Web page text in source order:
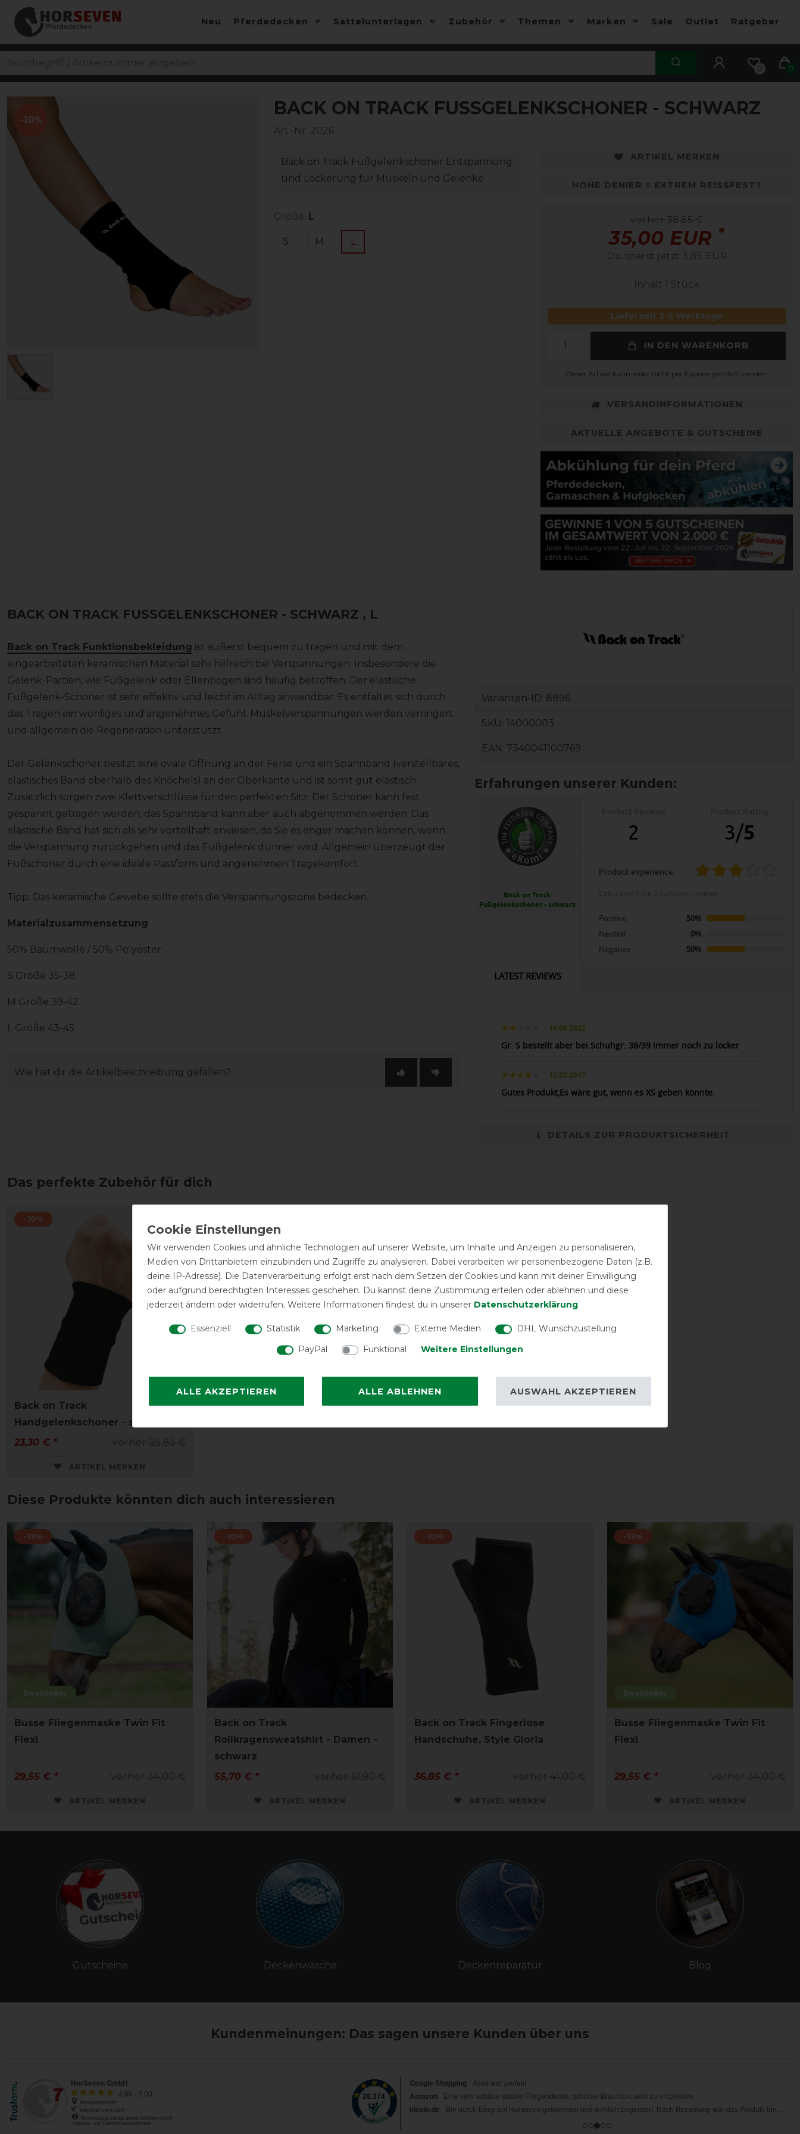
Neu Pferdedecken Sattelunterlagen Zubehör Themen Marken Sale Outlet Ratgeber
0 0
-10%
BACK ON TRACK FUSSGELENKSCHONER - SCHWARZ
Art.-Nr: 2026
Back on Track Fußgelenkschoner Entspannung
und Lockerung für Muskeln und Gelenke
Größe: L
S M L
ARTIKEL MERKEN
HOHE DENIER = EXTREM REISSFEST?
vorher 38,85 €
35,00 EUR *
Du sparst jetzt 3,85 EUR
Inhalt 1 Stück
Lieferzeit 3-5 Werktage
IN DEN WARENKORB
Dieser Artikel kann leider nicht per Express geliefert werden.
VERSANDINFORMATIONEN
AKTUELLE ANGEBOTE & GUTSCHEINE
BACK ON TRACK FUSSGELENKSCHONER - SCHWARZ , L
Back on Track Funktionsbekleidung ist äußerst bequem zu tragen und mit dem
eingearbeiteten keramischen Material sehr hilfreich bei Verspannungen. Insbesondere die
Gelenk-Partien, wie Fußgelenk oder Ellenbogen sind häufig betroffen. Der elastische
Fußgelenk-Schoner ist sehr effektiv und leicht im Alltag anwendbar. Es entfaltet sich durch
das Tragen ein wohliges und angenehmes Gefühl. Muskelverspannungen werden verringert
und allgemein die Regeneration unterstützt.
Der Gelenkschoner besitzt eine ovale Öffnung an der Ferse und ein Spannband (verstellbares,
elastisches Band oberhalb des Knöchels) an der Oberkante und ist somit gut elastisch.
Zusätzlich sorgen zwei Klettverschlüsse für den perfekten Sitz. Der Schoner kann fest
gespannt getragen werden, das Spannband kann aber auch abgenommen werden. Das
elastische Band hat sich als sehr vorteilhaft erwiesen, da Sie es enger machen können, wenn
die Verspannung zurückgehen und das Fußgelenk dünner wird. Allgemein überzeugt der
Fußschoner durch eine ideale Passform und angenehmen Tragekomfort.
Tipp: Das keramische Gewebe sollte stets die Verspannungszone bedecken.
Materialzusammensetzung
50% Baumwolle / 50% Polyester
S Größe 35-38
M Größe 39-42
L Größe 43-45
Wie hat dir die Artikelbeschreibung gefallen?
Varianten-ID: 8896
SKU: 14000003
EAN: 7340041100769
Back on Track
Fußgelenkschoner - schwarz
2 3/5
product experience
Positive
50%
Neutral
0%
Negative
50%
LATEST REVIEWS
19.08.2022
Gr. S bestellt aber bei Schuhgr. 38/39 immer noch zu locker
12.03.2017
Gutes Produkt,Es wäre gut, wenn es XS geben könnte.
DETAILS ZUR PRODUKTSICHERHEIT
Das perfekte Zubehör für dich
-10%
Back on Track
Handgelenkschoner - schwarz
vorher 25,85 €
23,30 € *
ARTIKEL MERKEN
Diese Produkte könnten dich auch interessieren
Bestseller
-13%
Busse Fliegenmaske Twin Fit
Flexi
vorher 34,00 €
29,55 € *
ARTIKEL MERKEN
-10%
Back on Track
Rollkragensweatshirt - Damen -
schwarz
vorher 61,90 €
55,70 € *
ARTIKEL MERKEN
-10%
Back on Track Fingerlose
Handschuhe, Style Gloria
vorher 41,00 €
36,85 € *
ARTIKEL MERKEN
Bestseller
-13%
Busse Fliegenmaske Twin Fit
Flexi
vorher 34,00 €
29,55 € *
ARTIKEL MERKEN
Gutscheine Deckenwäsche Deckenreparatur Blog
Kundenmeinungen: Das sagen unsere Kunden über uns
Wir verwenden Cookies und ähnliche Technologien auf unserer Website, um Inhalte und Anzeigen zu personalisieren,
Medien von Drittanbietern einzubinden und Zugriffe zu analysieren. Dabei verarbeiten wir personenbezogene Daten (z.B.
deine IP-Adresse). Die Datenverarbeitung erfolgt erst nach dem Setzen der Cookies und kann mit deiner Einwilligung
oder aufgrund berechtigten Interesses geschehen. Du kannst deine Zustimmung erteilen oder ablehnen und diese
jederzeit ändern oder widerrufen. Weitere Informationen findest du in unserer Daten­schutz­erklärung.
Essenziell Statistik Marketing Externe Medien
DHL Wunschzustellung
PayPal
Funktional Weitere Einstellungen
ALLE AKZEPTIEREN ALLE ABLEHNEN AUSWAHL AKZEPTIEREN